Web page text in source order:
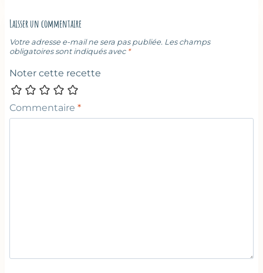
Laisser un commentaire
Votre adresse e-mail ne sera pas publiée. Les champs
obligatoires sont indiqués avec *
Noter cette recette
Commentaire *